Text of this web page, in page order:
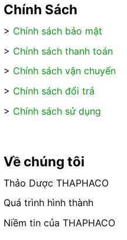
có
nhiều
biến
Các
tùy
có
được
trang
sản
phẩm
Chính Sách
> Chính sách bảo mật
> Chính sách thanh toán
> Chính sách vận chuyển
> Chính sách đổi trả
> Chính sách sử dụng
Về chúng tôi
Thảo Dược THAPHACO
Quá trình hình thành
Niềm tin của THAPHACO